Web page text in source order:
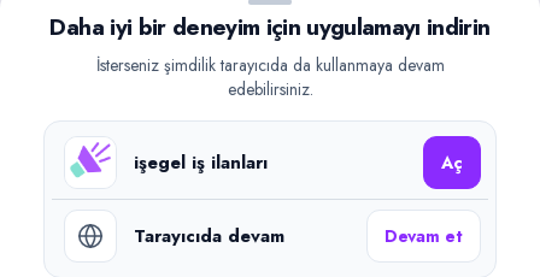
Güncel iş ilanlarını takip edin, işverenlerle hızlıca
iletişime geçin.
Google Play
©2026işegel.net. Tüm hakları saklıdır.
Daha iyi bir deneyim için uygulamayı indirin
İsterseniz şimdilik tarayıcıda da kullanmaya devam
edebilirsiniz.
işegel iş ilanları Aç
Tarayıcıda devam Devam et